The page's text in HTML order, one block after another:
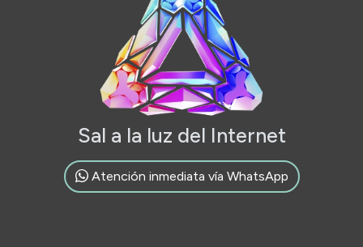
Sal a la luz del Internet
Atención inmediata vía WhatsApp